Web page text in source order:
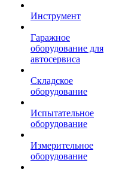
Инструмент
Гаражное
оборудование для
автосервиса
Складское
оборудование
Испытательное
оборудование
Измерительное
оборудование